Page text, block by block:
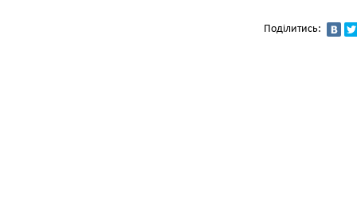
Поділитись: